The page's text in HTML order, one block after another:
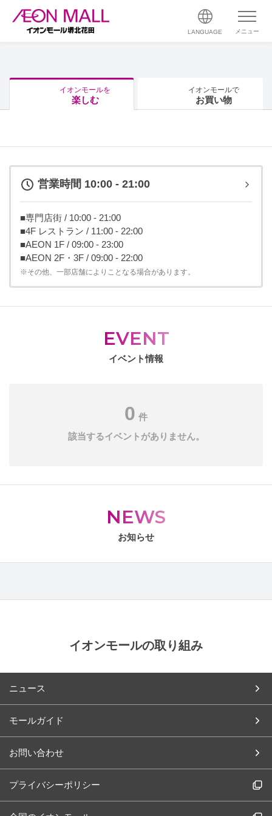
LANGUAGE メニュー
イオンモールを
楽しむ
イオンモールで
お買い物
営業時間 10:00 - 21:00
■専門店街 / 10:00 - 21:00
■4F レストラン / 11:00 - 22:00
■AEON 1F / 09:00 - 23:00
■AEON 2F・3F / 09:00 - 22:00
※その他、一部店舗によりことなる場合があります。
EVENT
イベント情報
0 件
該当するイベントがありません。
NEWS
お知らせ
イオンモールの取り組み
ニュース
モールガイド
お問い合わせ
プライバシーポリシー